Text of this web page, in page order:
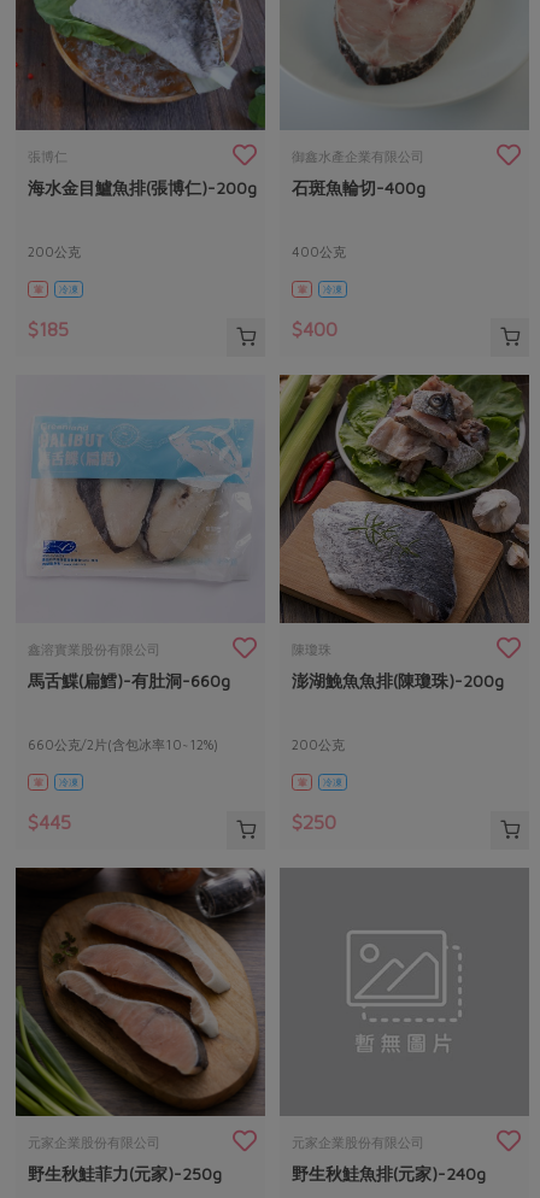
美妝保養 個人清潔
家庭清潔
日用品
素食專區
主題食譜
異國料理
年菜食譜
高麗菜海鮮煎餅
2024農業發展計畫年度報告
更多議題活動
傳到心坎裡，誠心又澎派
生活者e週報
綠主張月刊
社務專區
選舉專區
媒體報導
地區活動
張博仁
海水金目鱸魚排(張博仁)-200g
200公克
葷 冷凍
$185
御鑫水產企業有限公司
石斑魚輪切-400g
400公克
葷 冷凍
$400
鑫溶實業股份有限公司
馬舌鰈(扁鱈)-有肚洞-660g
660公克/2片(含包冰率10~12%)
葷 冷凍
$445
陳瓊珠
澎湖鮸魚魚排(陳瓊珠)-200g
200公克
葷 冷凍
$250
元家企業股份有限公司
野生秋鮭菲力(元家)-250g
元家企業股份有限公司
野生秋鮭魚排(元家)-240g